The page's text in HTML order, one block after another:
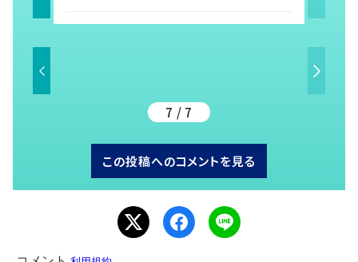
業が集結して
なる宿vol.6】
7 / 7
この投稿へのコメントを見る